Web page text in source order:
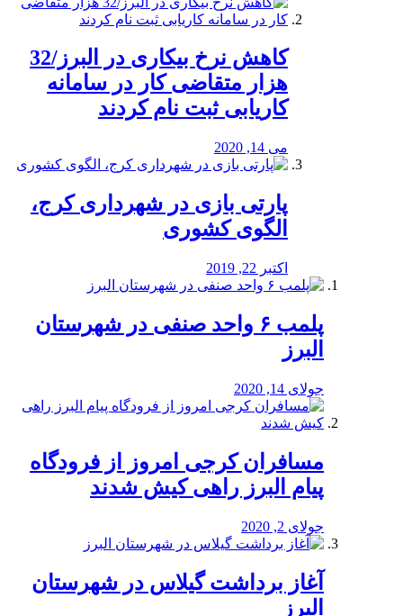
کاهش نرخ بیکاری در البرز/32
هزار متقاضی کار در سامانه
کاریابی ثبت نام کردند
می 14, 2020
پارتی بازی در شهرداری کرج،
الگوی کشوری
اکتبر 22, 2019
پلمب ۶ واحد صنفی در شهرستان
البرز
جولای 14, 2020
مسافران کرجی امروز از فرودگاه
پیام البرز راهی کیش شدند
جولای 2, 2020
آغاز برداشت گیلاس در شهرستان
البرز